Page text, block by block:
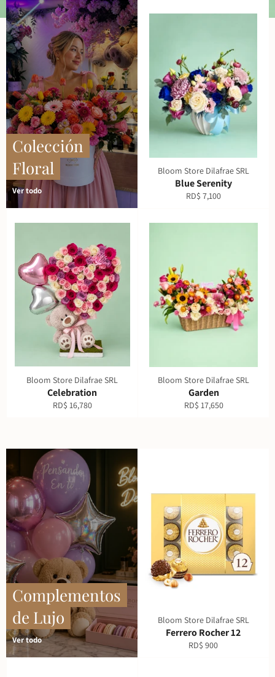
presentación
diapositivadiapositiva
Colección
Floral
Ver todo
Bloom Store Dilafrae SRL
Blue Serenity
Precio
RD$ 7,100
Bloom Store Dilafrae SRL
Celebration
Precio
RD$ 16,780
Bloom Store Dilafrae SRL
Garden
Precio
RD$ 17,650
Complementos
de Lujo
Ver todo
Bloom Store Dilafrae SRL
Ferrero Rocher 12
Precio
RD$ 900